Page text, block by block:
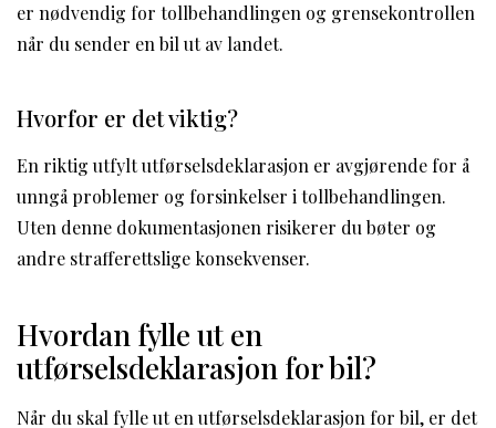
er nødvendig for tollbehandlingen og grensekontrollen
når du sender en bil ut av landet.
Hvorfor er det viktig?
En riktig utfylt utførselsdeklarasjon er avgjørende for å
unngå problemer og forsinkelser i tollbehandlingen.
Uten denne dokumentasjonen risikerer du bøter og
andre strafferettslige konsekvenser.
Hvordan fylle ut en
utførselsdeklarasjon for bil?
Når du skal fylle ut en utførselsdeklarasjon for bil, er det